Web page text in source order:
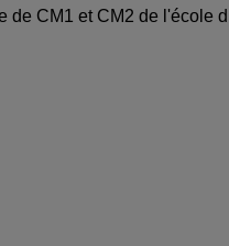
de CM1 et CM2 de l'école